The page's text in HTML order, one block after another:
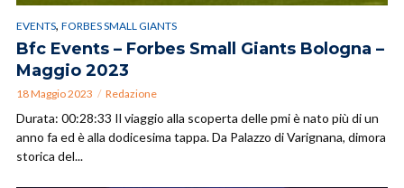
EVENTS, FORBES SMALL GIANTS
Bfc Events – Forbes Small Giants Bologna –
Maggio 2023
18 Maggio 2023 Redazione
Durata: 00:28:33 Il viaggio alla scoperta delle pmi è nato più di un
anno fa ed è alla dodicesima tappa. Da Palazzo di Varignana, dimora
storica del...